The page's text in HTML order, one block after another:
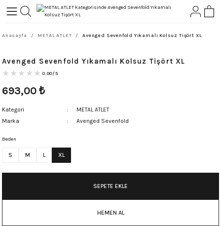
Geri Dön
ROCK
Geri Dön
Anasayfa METAL ATLET Avenged Sevenfold Yıkamalı Kolsuz Tişört XL
Avenged Sevenfold Yıkamalı Kolsuz Tişört XL
0.00/5
693,00 ₺
Kategori
METAL ATLET
Marka
Avenged Sevenfold
Beden
S M L XL
SEPETE EKLE
HEMEN AL